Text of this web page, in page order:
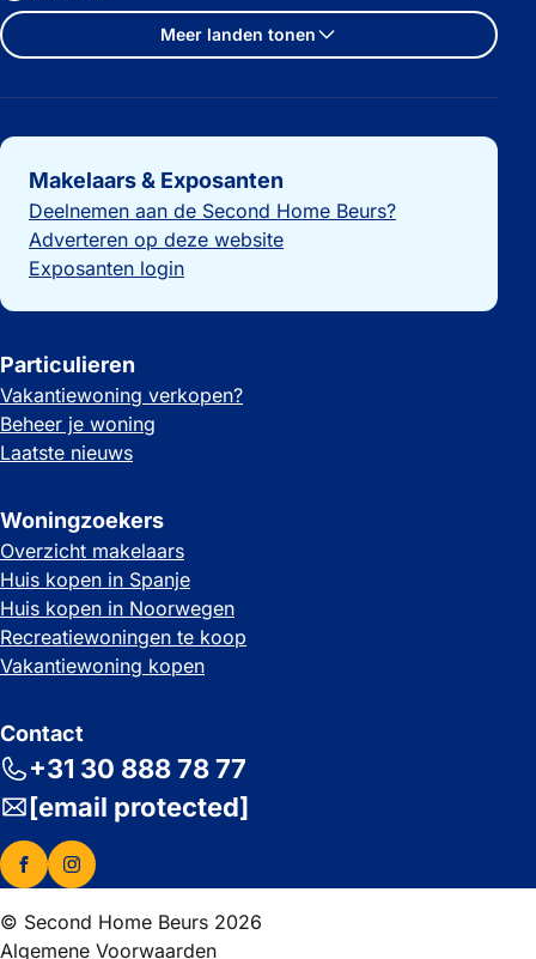
Meer landen tonen
Belangrijke links
Makelaars & Exposanten
Deelnemen aan de Second Home Beurs?
Adverteren op deze website
Exposanten login
Particulieren
Vakantiewoning verkopen?
Beheer je woning
Laatste nieuws
Woningzoekers
Overzicht makelaars
Huis kopen in Spanje
Huis kopen in Noorwegen
Recreatiewoningen te koop
Vakantiewoning kopen
Contact
+31 30 888 78 77
[email protected]
© Second Home Beurs 2026
Algemene Voorwaarden